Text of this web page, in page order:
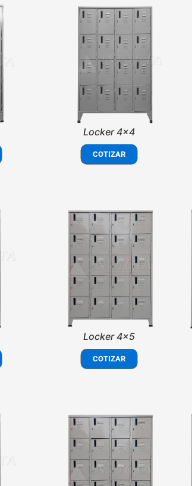
Locker 4x4
COTIZAR
Locker 4x5
COTIZAR